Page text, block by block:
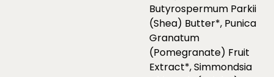
Butyrospermum Parkii
(Shea) Butter*, Punica
Granatum
(Pomegranate) Fruit
Extract*, Simmondsia